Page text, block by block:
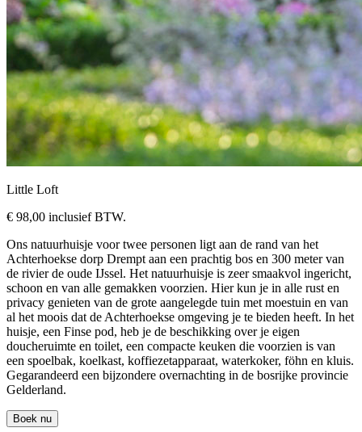
Little Loft
€ 98,00 inclusief BTW.
Ons natuurhuisje voor twee personen ligt aan de rand van het
Achterhoekse dorp Drempt aan een prachtig bos en 300 meter van
de rivier de oude IJssel. Het natuurhuisje is zeer smaakvol ingericht,
schoon en van alle gemakken voorzien. Hier kun je in alle rust en
privacy genieten van de grote aangelegde tuin met moestuin en van
al het moois dat de Achterhoekse omgeving je te bieden heeft. In het
huisje, een Finse pod, heb je de beschikking over je eigen
doucheruimte en toilet, een compacte keuken die voorzien is van
een spoelbak, koelkast, koffiezetapparaat, waterkoker, föhn en kluis.
Gegarandeerd een bijzondere overnachting in de bosrijke provincie
Gelderland.
Boek nu